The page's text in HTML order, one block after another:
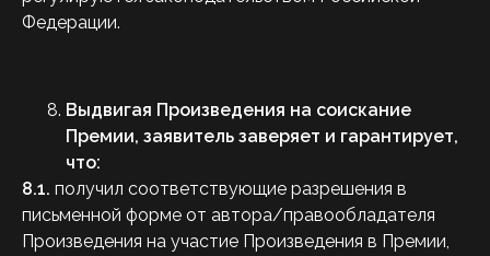
Федерации.
Выдвигая Произведения на соискание
Премии, заявитель заверяет и гарантирует,
что:
8.1. получил соответствующие разрешения в
письменной форме от автора/правообладателя
Произведения на участие Произведения в Премии,